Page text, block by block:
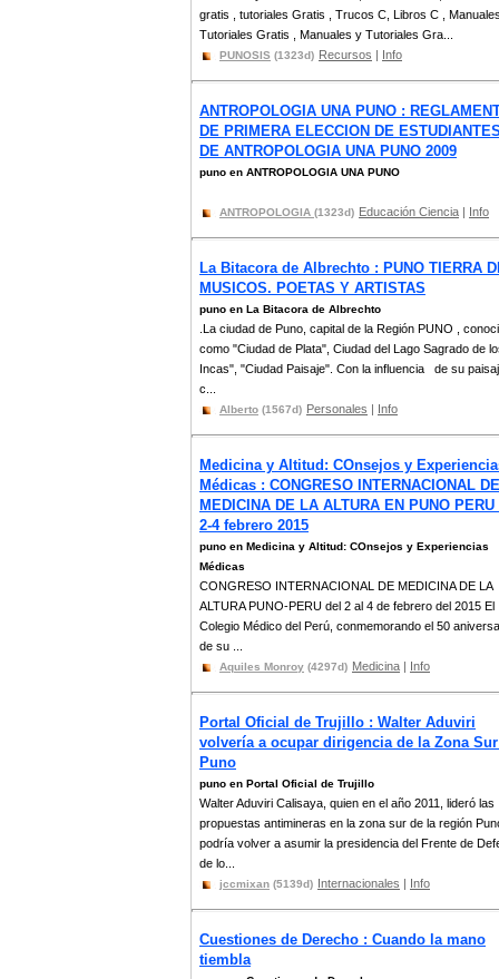
gratis , tutoriales Gratis , Trucos C, Libros C ,
Tutoriales Gratis , Manuales y Tutoriales Gra...
PUNOSIS (1323d) Recursos | Info
ANTROPOLOGIA UNA PUNO :
DE PRIMERA ELECCION DE
DE ANTROPOLOGIA UNA PUNO 2009
puno en ANTROPOLOGIA UNA PUNO
ANTROPOLOGIA (1323d) Educación Ciencia | Info
La Bitacora de Albrechto : PUNO TIERRA
MUSICOS. POETAS Y ARTISTAS
puno en La Bitacora de Albrechto
.La ciudad de Puno, capital de la Región PUNO ,
como "Ciudad de Plata", Ciudad del Lago Sagrado de
Incas", "Ciudad Paisaje". Con la influencia de su
c...
Alberto (1567d) Personales | Info
Medicina y Altitud: COnsejos y
Médicas : CONGRESO INTERNACIONAL DE
MEDICINA DE LA ALTURA EN PUNO
2-4 febrero 2015
puno en Medicina y Altitud: COnsejos y Experiencias
Médicas
CONGRESO INTERNACIONAL DE MEDICINA DE LA
ALTURA PUNO-PERU del 2 al 4 de febrero del 2015 El
Colegio Médico del Perú, conmemorando el 50
de su ...
Aquiles Monroy (4297d) Medicina | Info
Portal Oficial de Trujillo : Walter Aduviri
volvería a ocupar dirigencia de la Zona
Puno
puno en Portal Oficial de Trujillo
Walter Aduviri Calisaya, quien en el año 2011, lideró las
propuestas antimineras en la zona sur de la región
podría volver a asumir la presidencia del Frente de
de lo...
jccmixan (5139d) Internacionales | Info
Cuestiones de Derecho : Cuando la mano
tiembla